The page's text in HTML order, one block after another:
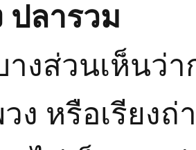
ปลารวม
งส่วนเห็นว่
ง หรือเรียงถ่